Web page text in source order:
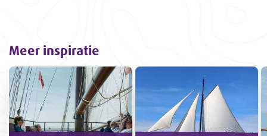
Meer inspiratie